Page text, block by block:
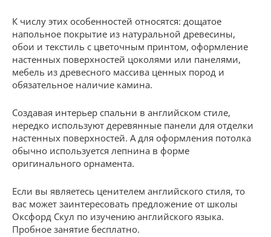
К числу этих особенностей относятся: дощатое
напольное покрытие из натуральной древесины,
обои и текстиль с цветочным принтом, оформление
настенных поверхностей цоколями или панелями,
мебель из древесного массива ценных пород и
обязательное наличие камина.
Создавая интерьер спальни в английском стиле,
нередко используют деревянные панели для отделки
настенных поверхностей. А для оформления потолка
обычно используется лепнина в форме
оригинального орнамента.
Если вы являетесь ценителем английского стиля, то
вас может заинтересовать предложение от школы
Оксфорд Скул по изучению английского языка.
Пробное занятие бесплатно.